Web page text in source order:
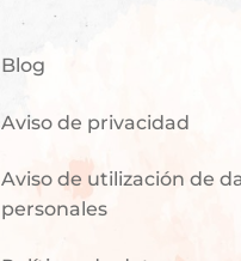
Blog
Aviso de privacidad
Aviso de utilización de
personales